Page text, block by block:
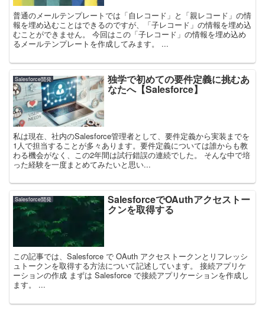
普通のメールテンプレートでは「自レコード」と「親レコード」の情
報を埋め込むことはできるのですが、「子レコード」の情報を埋め込
むことができません。 今回はこの「子レコード」の情報を埋め込め
るメールテンプレートを作成してみます。 ...
Salesforce開発 独学で初めての要件定義に挑むあ
なたへ【Salesforce】
私は現在、社内のSalesforce管理者として、要件定義から実装までを
1人で担当することが多々あります。要件定義については誰からも教
わる機会がなく、この2年間は試行錯誤の連続でした。 そんな中で培
った経験を一度まとめてみたいと思い...
Salesforce開発 SalesforceでOAuthアクセストー
クンを取得する
この記事では、Salesforce で OAuth アクセストークンとリフレッシ
ュトークンを取得する方法について記述しています。 接続アプリケ
ーションの作成 まずは Salesforce で接続アプリケーションを作成し
ます。 ...